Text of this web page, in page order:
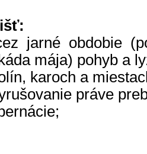
jarné obdobie
mája) pohyb a
karoch a
práve